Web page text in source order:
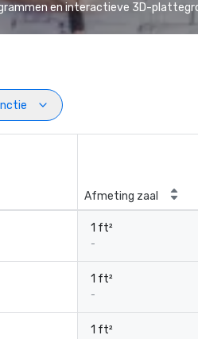
en interactieve 3D-
Afmeting zaal
1 ft²
-
1 ft²
-
1 ft²